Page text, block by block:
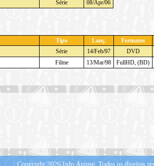
Série 08/Apr/06
Tipo Lanç. Formatos
Série 14/Feb/97 DVD
Filme 13/Mar/98 FullHD, (BD)
Copyright 2026 Info Anime. Todos os direitos